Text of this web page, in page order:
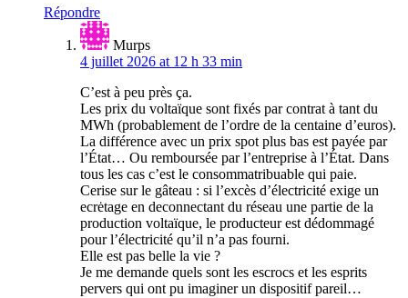
Répondre
Murps
4 juillet 2026 at 12 h 33 min
C’est à peu près ça.
Les prix du voltaïque sont fixés par contrat à tant du
MWh (probablement de l’ordre de la centaine d’euros).
La différence avec un prix spot plus bas est payée par
l’État… Ou remboursée par l’entreprise à l’État. Dans
tous les cas c’est le consommatribuable qui paie.
Cerise sur le gâteau : si l’excès d’électricité exige un
ecrėtage en deconnectant du réseau une partie de la
production voltaïque, le producteur est dédommagé
pour l’électricité qu’il n’a pas fourni.
Elle est pas belle la vie ?
Je me demande quels sont les escrocs et les esprits
pervers qui ont pu imaginer un dispositif pareil…